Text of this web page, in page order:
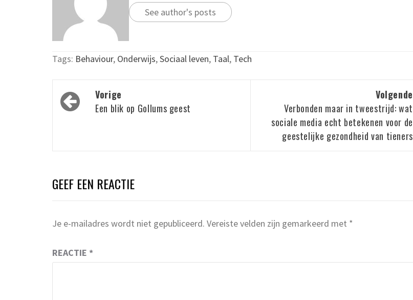
See author's posts
Tags: Behaviour, Onderwijs,Sociaal leven, Taal, Tech
Bericht
navigatie
Vorige
Een blik op Gollums geest
Volgende
Verbonden maar in tweestrijd: wat
sociale media echt betekenen voor de
geestelijke gezondheid van tieners
GEEF EEN REACTIE
Je e-mailadres wordt niet gepubliceerd. Vereiste velden zijn gemarkeerd met *
REACTIE *